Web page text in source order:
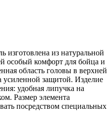
из натуральной
особый комфорт для бойца и
область головы в верхней
усиленной защитой. Изделие
удобная липучка на
Размер элемента
посредством специальных